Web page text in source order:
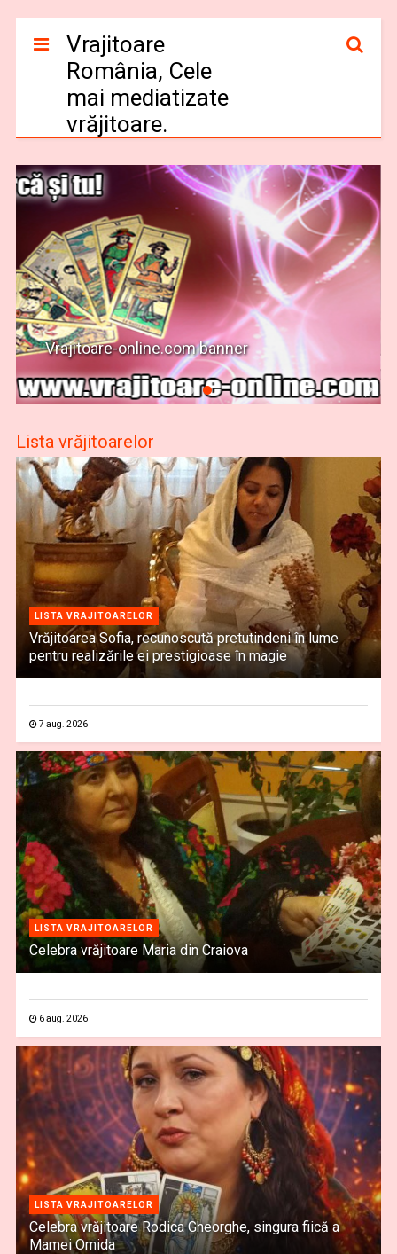
Vrajitoare
România, Cele
mai mediatizate
vrăjitoare.
Vrajitoare-online.com banner
Lista vrăjitoarelor
LISTA VRAJITOARELOR
Vrăjitoarea Sofia, recunoscută pretutindeni în lume
pentru realizările ei prestigioase în magie
7 aug. 2026
LISTA VRAJITOARELOR
Celebra vrăjitoare Maria din Craiova
6 aug. 2026
LISTA VRAJITOARELOR
Celebra vrăjitoare Rodica Gheorghe, singura fiică a
Mamei Omida